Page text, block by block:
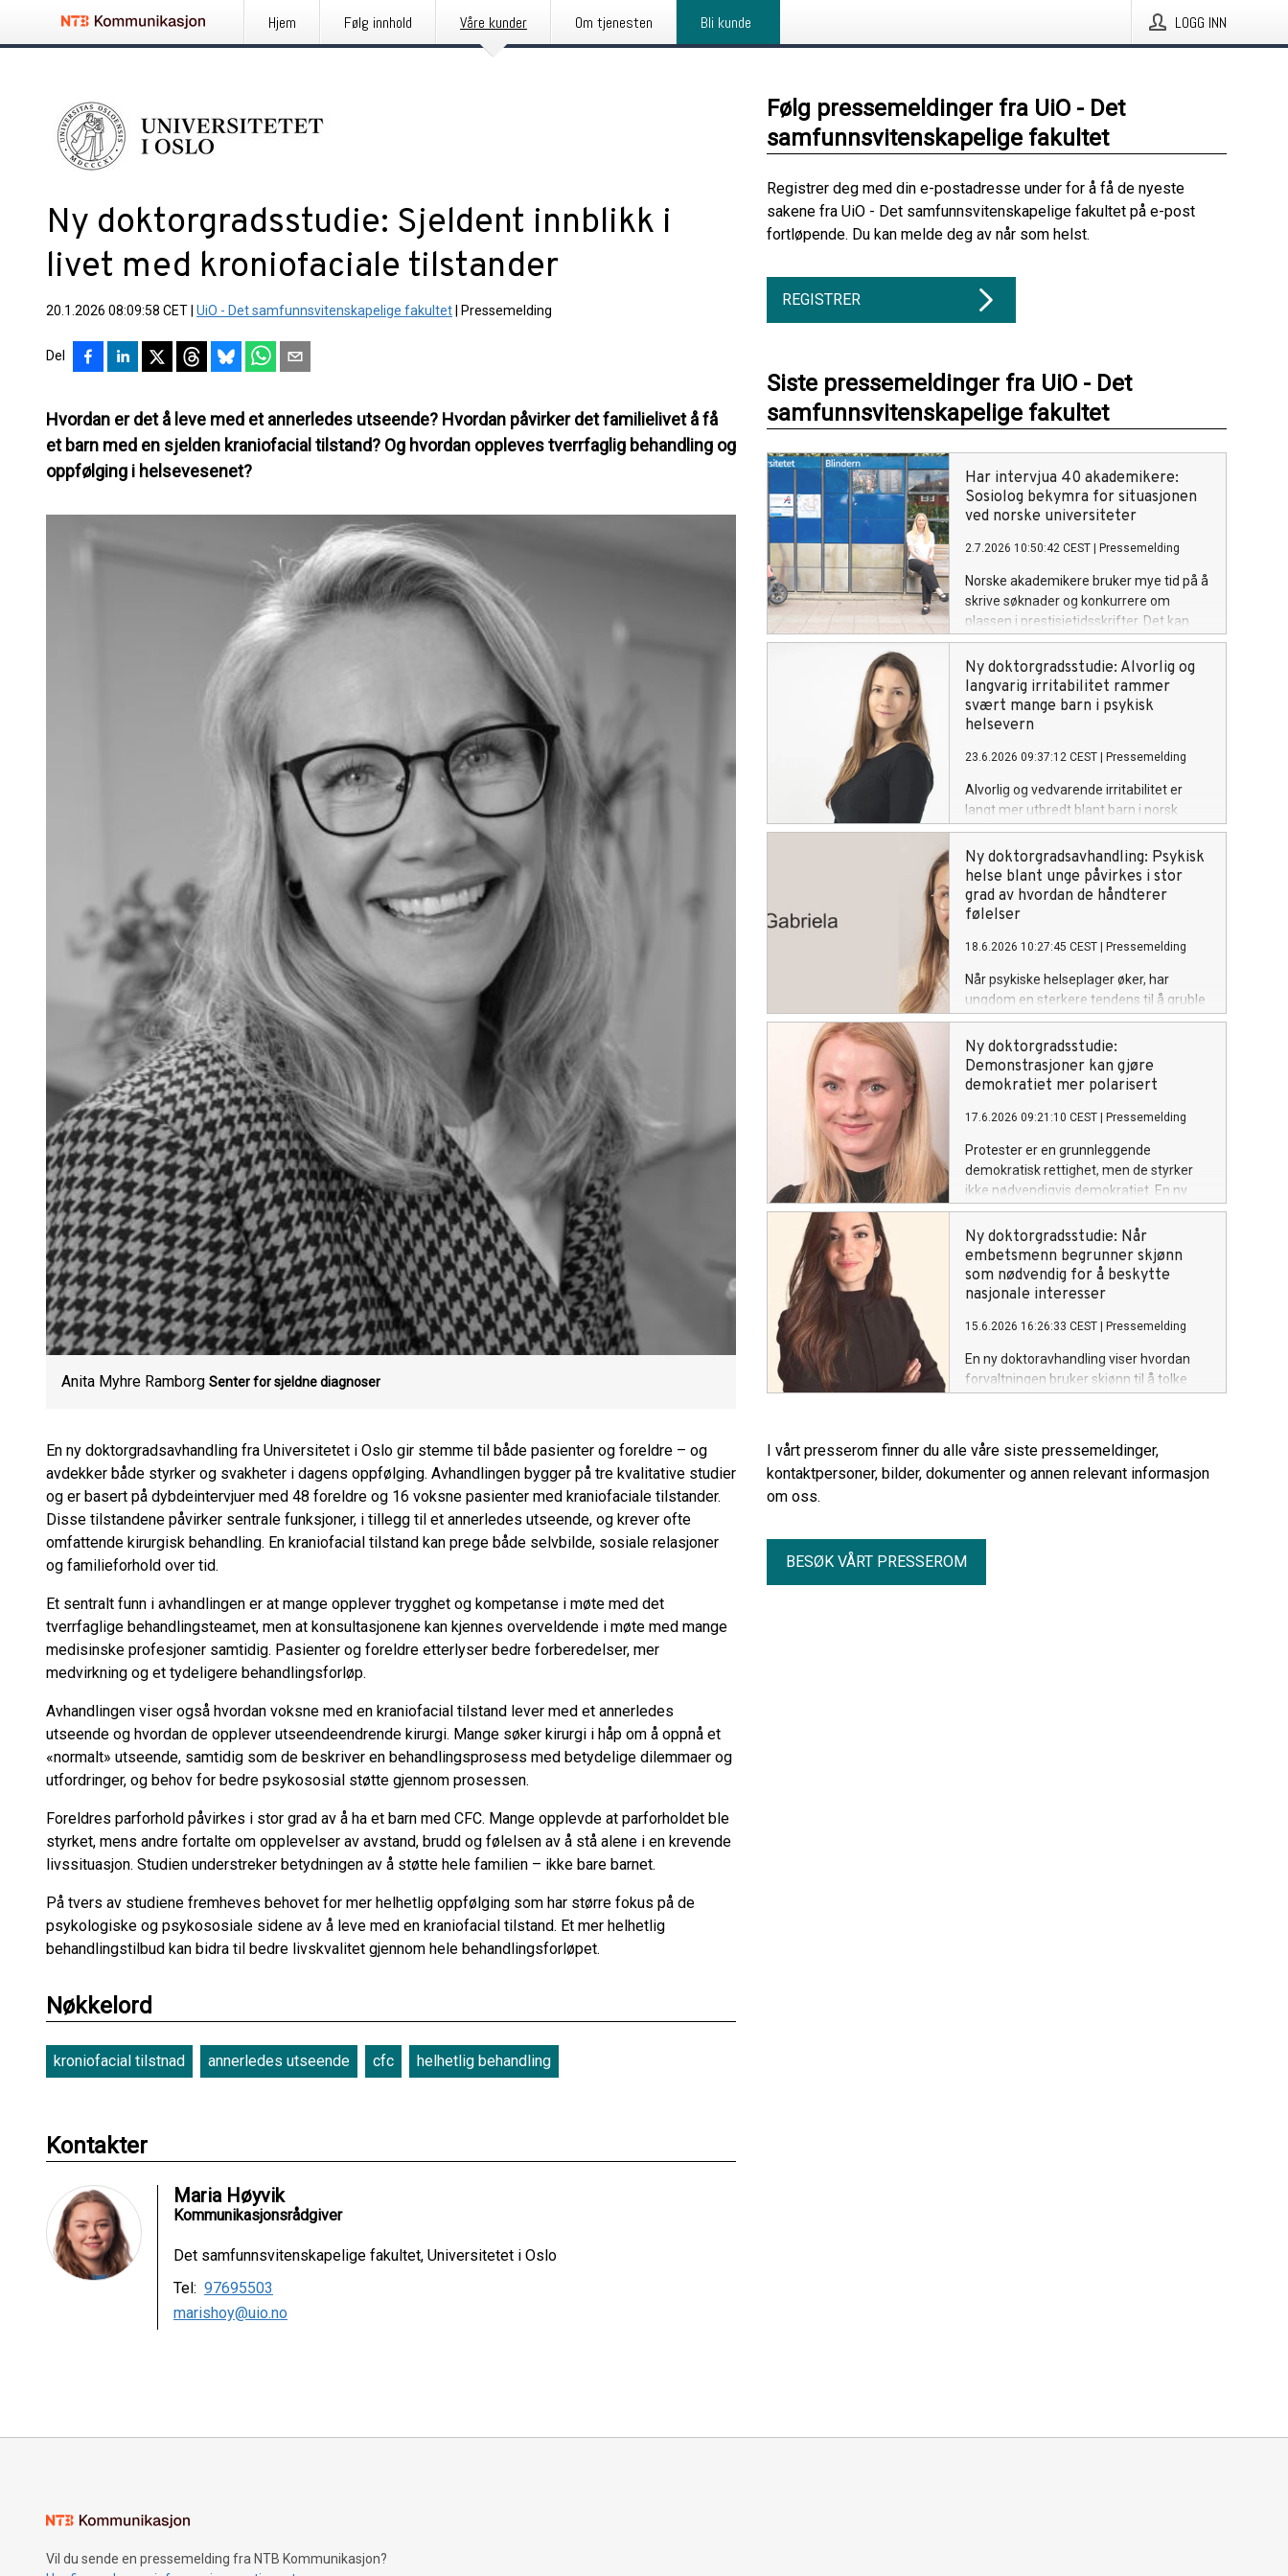
Hjem Følg innhold Våre kunder Om tjenesten Bli kunde LOGG INN
Ny doktorgradsstudie: Sjeldent innblikk i
livet med kroniofaciale tilstander
20.1.2026 08:09:58 CET UiO - Det samfunnsvitenskapelige fakultet Pressemelding
Del
Hvordan er det å leve med et annerledes utseende? Hvordan påvirker det familielivet å få
et barn med en sjelden kraniofacial tilstand? Og hvordan oppleves tverrfaglig behandling og
oppfølging i helsevesenet?
Anita Myhre Ramborg Senter for sjeldne diagnoser
En ny doktorgradsavhandling fra Universitetet i Oslo gir stemme til både pasienter og foreldre – og
avdekker både styrker og svakheter i dagens oppfølging. Avhandlingen bygger på tre kvalitative studier
og er basert på dybdeintervjuer med 48 foreldre og 16 voksne pasienter med kraniofaciale tilstander.
Disse tilstandene påvirker sentrale funksjoner, i tillegg til et annerledes utseende, og krever ofte
omfattende kirurgisk behandling. En kraniofacial tilstand kan prege både selvbilde, sosiale relasjoner
og familieforhold over tid.
Et sentralt funn i avhandlingen er at mange opplever trygghet og kompetanse i møte med det
tverrfaglige behandlingsteamet, men at konsultasjonene kan kjennes overveldende i møte med mange
medisinske profesjoner samtidig. Pasienter og foreldre etterlyser bedre forberedelser, mer
medvirkning og et tydeligere behandlingsforløp.
Avhandlingen viser også hvordan voksne med en kraniofacial tilstand lever med et annerledes
utseende og hvordan de opplever utseendeendrende kirurgi. Mange søker kirurgi i håp om å oppnå et
«normalt» utseende, samtidig som de beskriver en behandlingsprosess med betydelige dilemmaer og
utfordringer, og behov for bedre psykososial støtte gjennom prosessen.
Foreldres parforhold påvirkes i stor grad av å ha et barn med CFC. Mange opplevde at parforholdet ble
styrket, mens andre fortalte om opplevelser av avstand, brudd og følelsen av å stå alene i en krevende
livssituasjon. Studien understreker betydningen av å støtte hele familien – ikke bare barnet.
På tvers av studiene fremheves behovet for mer helhetlig oppfølging som har større fokus på de
psykologiske og psykososiale sidene av å leve med en kraniofacial tilstand. Et mer helhetlig
behandlingstilbud kan bidra til bedre livskvalitet gjennom hele behandlingsforløpet.
Nøkkelord
kroniofacial tilstnad annerledes utseende cfc helhetlig behandling
Kontakter
Maria Høyvik
Kommunikasjonsrådgiver
Det samfunnsvitenskapelige fakultet, Universitetet i Oslo
Tel: 97695503
marishoy@uio.no
Følg pressemeldinger fra UiO - Det
samfunnsvitenskapelige fakultet
Registrer deg med din e-postadresse under for å få de nyeste
sakene fra UiO - Det samfunnsvitenskapelige fakultet på e-post
fortløpende. Du kan melde deg av når som helst.
REGISTRER
Siste pressemeldinger fra UiO - Det
samfunnsvitenskapelige fakultet
Har intervjua 40 akademikere:
Sosiolog bekymra for situasjonen
ved norske universiteter
2.7.2026 10:50:42 CEST Pressemelding
Norske akademikere bruker mye tid på å
skrive søknader og konkurrere om
plassen i prestisjetidsskrifter. Det kan
gjøre akademia mindre fritt og
nyskapende, advarer sosiolog Hannah
Løke Kjos.
Ny doktorgradsstudie: Alvorlig og
langvarig irritabilitet rammer
svært mange barn i psykisk
helsevern
23.6.2026 09:37:12 CEST Pressemelding
Alvorlig og vedvarende irritabilitet er
langt mer utbredt blant barn i norsk
barne- og ungdomspsykiatri enn
tidligere antatt. Ny
doktorgradsavhandling ved UiO peker på
behovet for tidlig identifisering samt
tiltak som retter seg mot både barnets
belastning.
Ny doktorgradsavhandling: Psykisk
helse blant unge påvirkes i stor
grad av hvordan de håndterer
følelser
18.6.2026 10:27:45 CEST Pressemelding
Når psykiske helseplager øker, har
ungdom en sterkere tendens til å gruble
over følelsene sine, vurdere dem som
feil og reagere mer impulsivt, viser
doktorgradsavhandling fra Universitetet
i Oslo.
Ny doktorgradsstudie:
Demonstrasjoner kan gjøre
demokratiet mer polarisert
17.6.2026 09:21:10 CEST Pressemelding
Protester er en grunnleggende
demokratisk rettighet, men de styrker
ikke nødvendigvis demokratiet. En ny
doktoravhandling fra UiO viser at
effekten av protester avhenger av
mottakerens politiske ståsted, og at de i
mange tilfeller kan bidra til økt
polarisering snarere enn bredere
Ny doktorgradsstudie: Når
embetsmenn begrunner skjønn
som nødvendig for å beskytte
nasjonale interesser
15.6.2026 16:26:33 CEST Pressemelding
En ny doktoravhandling viser hvordan
forvaltningen bruker skjønn til å tolke
avveininger dermed flyttes fra
folkevalgte organer til embetsverket.
I vårt presserom finner du alle våre siste pressemeldinger,
kontaktpersoner, bilder, dokumenter og annen relevant informasjon
om oss.
BESØK VÅRT PRESSEROM
Vil du sende en pressemelding fra NTB Kommunikasjon?